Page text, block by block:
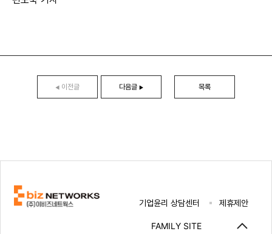
◀ 이전글 다음글 ▶ 목록
기업윤리 상담센터 제휴제안
FAMILY SITE